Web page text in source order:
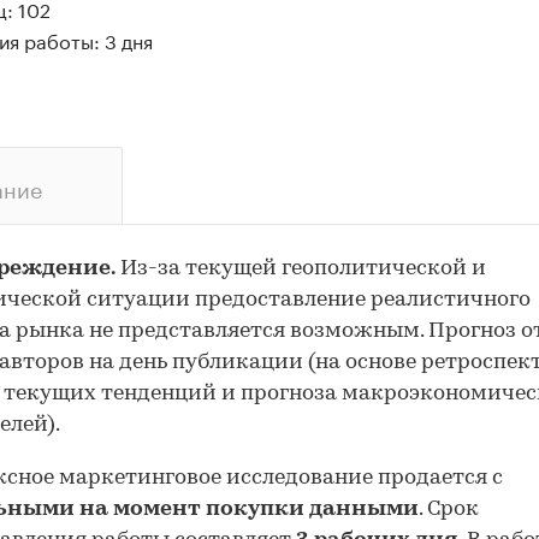
102
работы: 3 дня
Из-за текущей геополитической и
ситуации предоставление реалистичного
рынка не представляется возможным. Прогноз
на день публикации (на основе
тенденций и прогноза
маркетинговое исследование продается с
на момент покупки данными. Срок